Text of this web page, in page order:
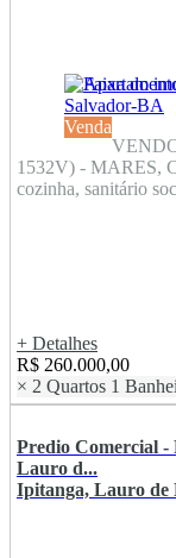
Venda
1532V) - MARES,
cozinha, sanitário
+ Detalhes
R$ 260.000,00
× 2 Quartos 1
Predio Comercial -
Lauro d...
Ipitanga, Lauro de